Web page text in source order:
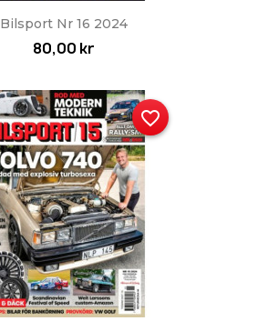
Bilsport Nr 16 2024
80,00 kr
favorite_border